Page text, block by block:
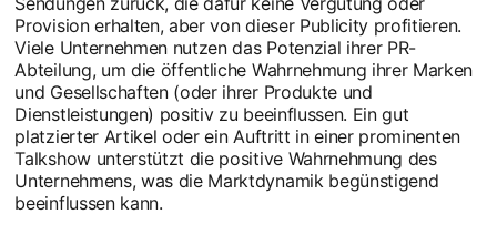
Provision erhalten, aber von dieser Publicity profitieren.
Viele Unternehmen nutzen das Potenzial ihrer PR-
Abteilung, um die öffentliche Wahrnehmung ihrer Marken
und Gesellschaften (oder ihrer Produkte und
Dienstleistungen) positiv zu beeinflussen. Ein gut
platzierter Artikel oder ein Auftritt in einer prominenten
Talkshow unterstützt die positive Wahrnehmung des
Unternehmens, was die Marktdynamik begünstigend
beeinflussen kann.